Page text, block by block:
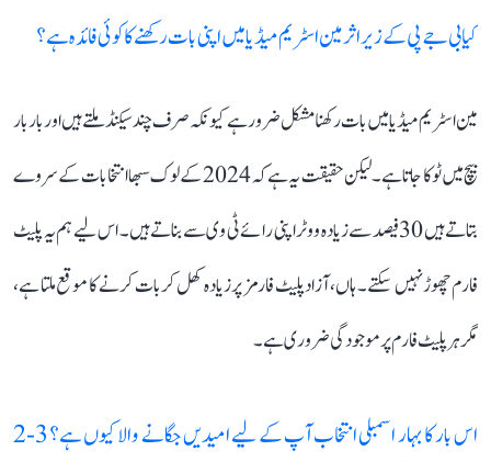
کیا بی جے پی کے زیر اثر مین اسٹریم میڈیا میں اپنی بات رکھنے کا کوئی فائدہ ہے؟
مین اسٹریم میڈیا میں بات رکھنا مشکل ضرور ہے کیونکہ صرف چند سیکنڈ ملتے ہیں اور بار بار
بیچ میں ٹوکا جاتا ہے۔ لیکن حقیقت یہ ہے کہ 2024 کے لوک سبھا انتخابات کے سروے
بتاتے ہیں 30 فیصد سے زیادہ ووٹر اپنی رائے ٹی وی سے بناتے ہیں۔ اس لیے ہم یہ پلیٹ
فارم چھوڑ نہیں سکتے۔ ہاں، آزاد پلیٹ فارمز پر زیادہ کھل کر بات کرنے کا موقع ملتا ہے،
مگر ہر پلیٹ فارم پر موجودگی ضروری ہے۔
اس بار کا بہار اسمبلی انتخاب آپ کے لیے امیدیں جگانے والا کیوں ہے؟ 3-2